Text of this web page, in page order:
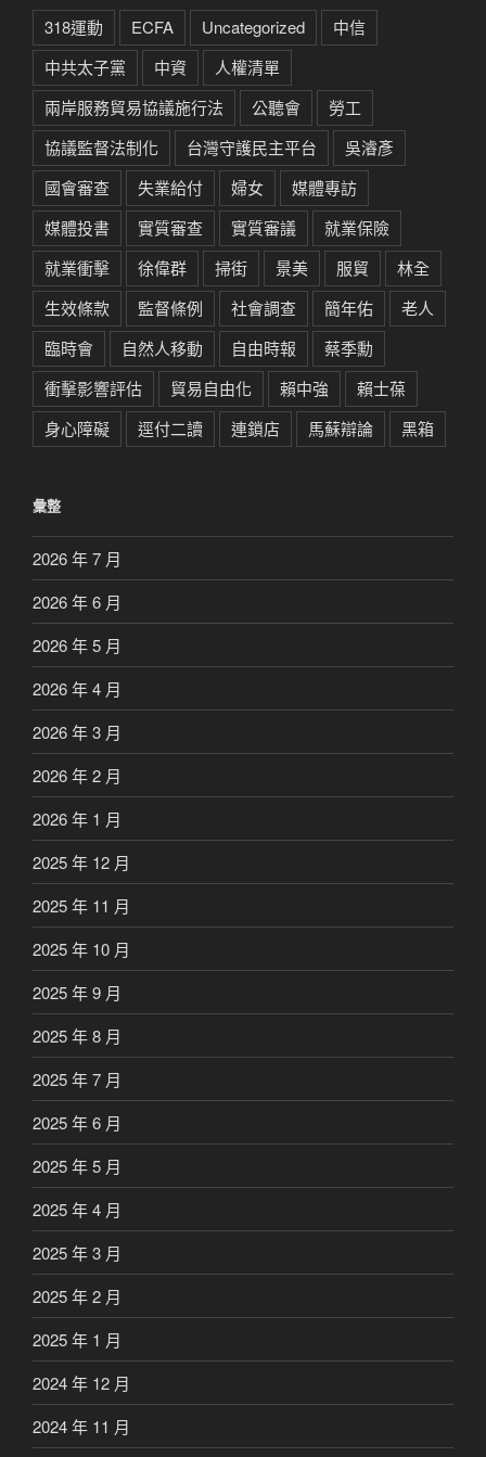
318運動 ECFA Uncategorized
中信
中共太子黨
中資
人權清單
兩岸服務貿易協議施行法
公聽會
勞工
協議監督法制化
台灣守護民主平台
吳濬彥
國會審查
失業給付 婦女
媒體專訪
媒體投書
實質審查 實質審議
就業保險
就業衝擊
徐偉群 掃街 景美 服貿
林全
生效條款
監督條例 社會調查 簡年佑
老人
臨時會
自然人移動 自由時報
蔡季勳
衝擊影響評估
貿易自由化 賴中強
賴士葆
身心障礙
逕付二讀 連鎖店 馬蘇辯論 黑箱
彙整
2026 年 7 月
2026 年 6 月
2026 年 5 月
2026 年 4 月
2026 年 3 月
2026 年 2 月
2026 年 1 月
2025 年 12 月
2025 年 11 月
2025 年 10 月
2025 年 9 月
2025 年 8 月
2025 年 7 月
2025 年 6 月
2025 年 5 月
2025 年 4 月
2025 年 3 月
2025 年 2 月
2025 年 1 月
2024 年 12 月
2024 年 11 月